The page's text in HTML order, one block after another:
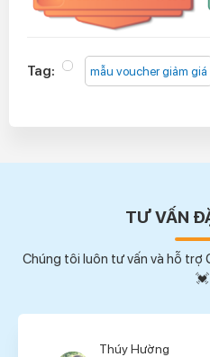
Tag: mẫu voucher giảm giá
TƯ VẤN
Chúng tôi luôn tư vấn và hỗ trợ
💓
Thúy Hường